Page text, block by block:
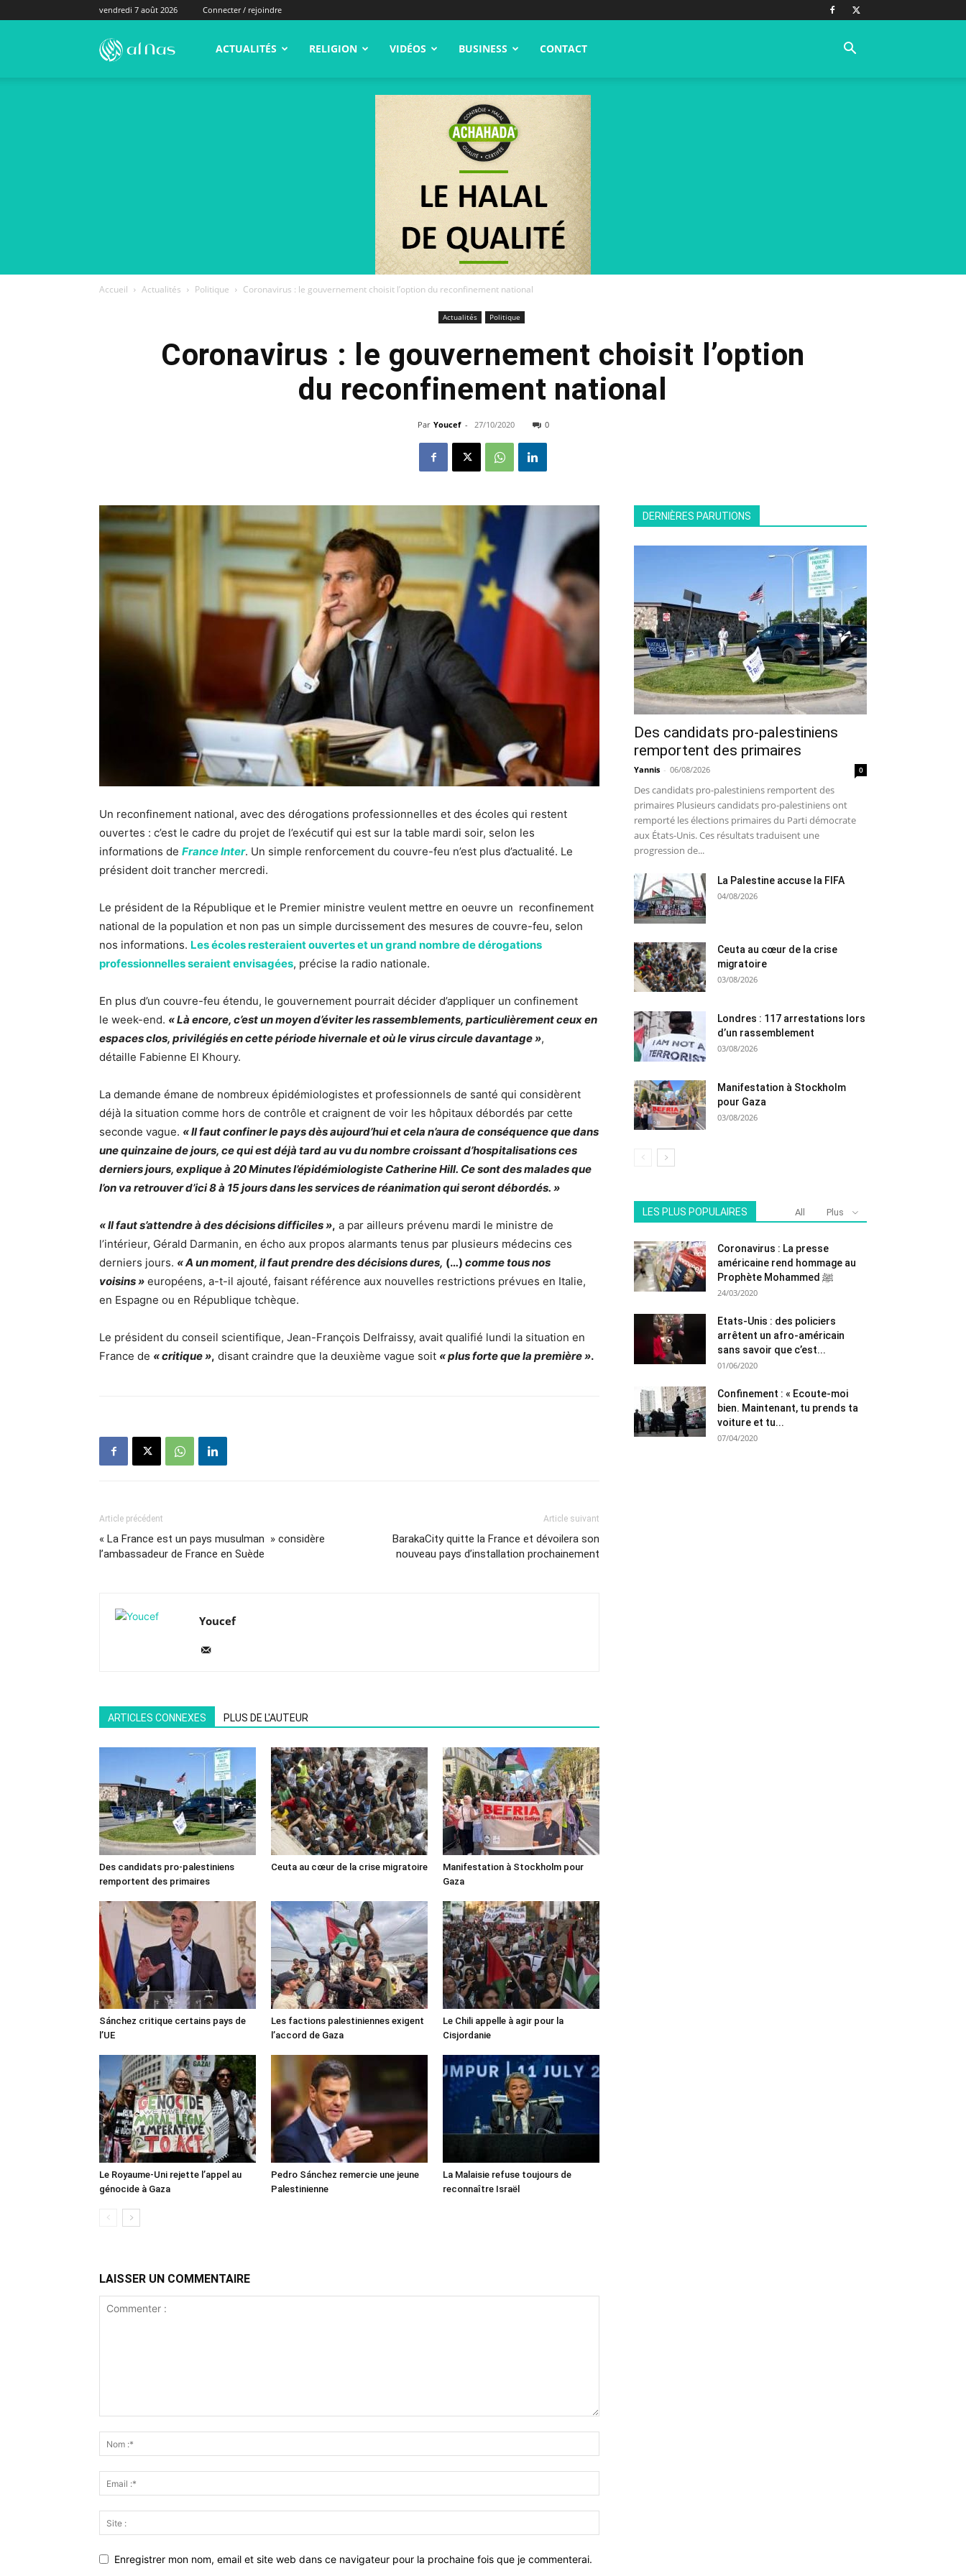
vendredi 7 août 2026 Connecter / rejoindre
alNas.fr ACTUALITÉS RELIGION VIDÉOS BUSINESS CONTACT
Accueil Actualités Politique Coronavirus : le gouvernement choisit l’option du reconfinement national
Actualités Politique
Coronavirus : le gouvernement choisit l’option
du reconfinement national
Par Youcef - 27/10/2020 0
Un reconfinement national, avec des dérogations professionnelles et des écoles qui restent
ouvertes : c’est le cadre du projet de l’exécutif qui est sur la table mardi soir, selon les
informations de France Inter. Un simple renforcement du couvre-feu n’est plus d’actualité. Le
président doit trancher mercredi.
Le président de la République et le Premier ministre veulent mettre en oeuvre un reconfinement
national de la population et non pas un simple durcissement des mesures de couvre-feu, selon
nos informations. Les écoles resteraient ouvertes et un grand nombre de dérogations
professionnelles seraient envisagées, précise la radio nationale.
En plus d’un couvre-feu étendu, le gouvernement pourrait décider d’appliquer un confinement
le week-end. « Là encore, c’est un moyen d’éviter les rassemblements, particulièrement ceux en
espaces clos, privilégiés en cette période hivernale et où le virus circule davantage »,
détaille Fabienne El Khoury.
La demande émane de nombreux épidémiologistes et professionnels de santé qui considèrent
déjà la situation comme hors de contrôle et craignent de voir les hôpitaux débordés par cette
seconde vague. « Il faut confiner le pays dès aujourd’hui et cela n’aura de conséquence que dans
une quinzaine de jours, ce qui est déjà tard au vu du nombre croissant d’hospitalisations ces
derniers jours, explique à 20 Minutes l’épidémiologiste Catherine Hill. Ce sont des malades que
l’on va retrouver d’ici 8 à 15 jours dans les services de réanimation qui seront débordés. »
« Il faut s’attendre à des décisions difficiles », a par ailleurs prévenu mardi le ministre de
l’intérieur, Gérald Darmanin, en écho aux propos alarmants tenus par plusieurs médecins ces
derniers jours. « A un moment, il faut prendre des décisions dures, (…) comme tous nos
voisins » européens, a-t-il ajouté, faisant référence aux nouvelles restrictions prévues en Italie,
en Espagne ou en République tchèque.
Le président du conseil scientifique, Jean-François Delfraissy, avait qualifié lundi la situation en
France de « critique », disant craindre que la deuxième vague soit « plus forte que la première ».
Article précédent
« La France est un pays musulman » considère
l’ambassadeur de France en Suède
Article suivant
BarakaCity quitte la France et dévoilera son
nouveau pays d’installation prochainement
Youcef
ARTICLES CONNEXES PLUS DE L'AUTEUR
Des candidats pro-palestiniens
remportent des primaires
Ceuta au cœur de la crise migratoire
Manifestation à Stockholm pour
Gaza
Sánchez critique certains pays de
l’UE
Les factions palestiniennes exigent
l’accord de Gaza
Le Chili appelle à agir pour la
Cisjordanie
Le Royaume-Uni rejette l’appel au
génocide à Gaza
Pedro Sánchez remercie une jeune
Palestinienne
La Malaisie refuse toujours de
reconnaître Israël
LAISSER UN COMMENTAIRE
Enregistrer mon nom, email et site web dans ce navigateur pour la prochaine fois que je commenterai.
DERNIÈRES PARUTIONS
Des candidats pro-palestiniens
remportent des primaires
Yannis - 06/08/2026 0
Des candidats pro-palestiniens remportent des
primaires Plusieurs candidats pro-palestiniens ont
remporté les élections primaires du Parti démocrate
aux États-Unis. Ces résultats traduisent une
progression de...
La Palestine accuse la FIFA
04/08/2026
Ceuta au cœur de la crise
migratoire
03/08/2026
Londres : 117 arrestations lors
d’un rassemblement
03/08/2026
Manifestation à Stockholm
pour Gaza
03/08/2026
LES PLUS POPULAIRES All Plus
Coronavirus : La presse
américaine rend hommage au
Prophète Mohammed ﷺ
24/03/2020
Etats-Unis : des policiers
arrêtent un afro-américain
sans savoir que c’est...
01/06/2020
Confinement : « Ecoute-moi
bien. Maintenant, tu prends ta
voiture et tu...
07/04/2020